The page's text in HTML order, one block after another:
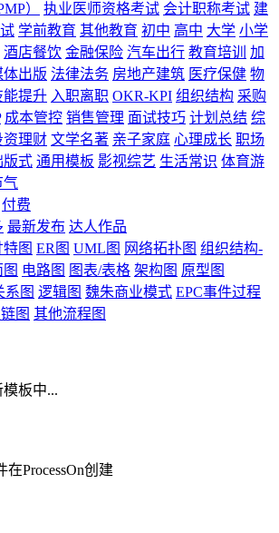
）
执业医师资格考试 会计职称考试 建
学前教育 其他教育 初中 高中 大学 小学
酒店餐饮 金融保险 汽车出行 教育培训
加
体出版 法律法务 房地产建筑 医疗保健 物
能提升 入职离职 OKR-KPI 组织结构 采购
成本管控 销售管理 面试技巧 计划总结 综
资理财 文学名著 亲子家庭 心理成长 职场
版式 通用模板 影视综艺 生活常识 体育游
气
付费
最新发布 达人作品
特图 ER图 UML图 网络拓扑图 组织结构-
电路图 图表/表格 架构图 原型图
系图 逻辑图 魏朱商业模式 EPC事件过程
图 其他流程图
板中...
在ProcessOn创建